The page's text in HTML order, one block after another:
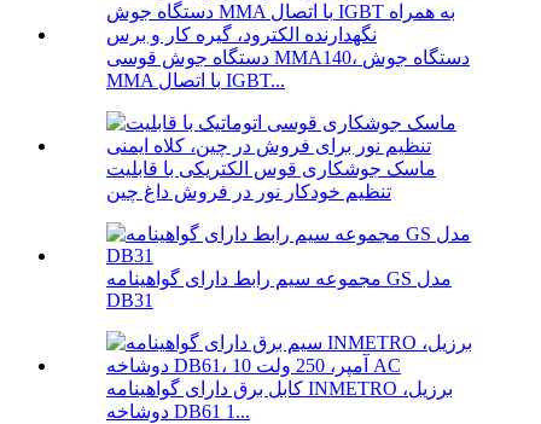
دستگاه جوش قوسی MMA140، دستگاه جوش
MMA با اتصال IGBT...
ماسک جوشکاری قوس الکتریکی با قابلیت
تنظیم خودکار نور در فروش داغ چین
مجموعه سیم رابط دارای گواهینامه GS مدل
DB31
کابل برق دارای گواهینامه INMETRO برزیل،
دوشاخه DB61 1...